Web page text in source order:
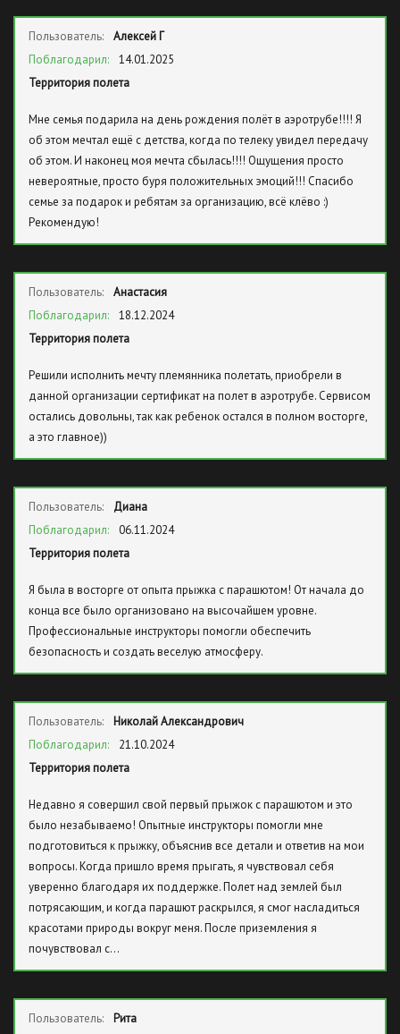
Пользователь:
Алексей Г
Поблагодарил:
14.01.2025
Территория полета
Мне семья подарила на день рождения полёт в аэротрубе!!!! Я
об этом мечтал ещё с детства, когда по телеку увидел передачу
об этом. И наконец моя мечта сбылась!!!! Ощущения просто
невероятные, просто буря положительных эмоций!!! Спасибо
семье за подарок и ребятам за организацию, всё клёво :)
Рекомендую!
Пользователь:
Анастасия
Поблагодарил:
18.12.2024
Территория полета
Решили исполнить мечту племянника полетать, приобрели в
данной организации сертификат на полет в аэротрубе. Сервисом
остались довольны, так как ребенок остался в полном восторге,
а это главное))
Пользователь:
Диана
Поблагодарил:
06.11.2024
Территория полета
Я была в восторге от опыта прыжка с парашютом! От начала до
конца все было организовано на высочайшем уровне.
Профессиональные инструкторы помогли обеспечить
безопасность и создать веселую атмосферу.
Пользователь:
Николай Александрович
Поблагодарил:
21.10.2024
Территория полета
Недавно я совершил свой первый прыжок с парашютом и это
было незабываемо! Опытные инструкторы помогли мне
подготовиться к прыжку, объяснив все детали и ответив на мои
вопросы. Когда пришло время прыгать, я чувствовал себя
уверенно благодаря их поддержке. Полет над землей был
потрясающим, и когда парашют раскрылся, я смог насладиться
красотами природы вокруг меня. После приземления я
почувствовал с…
Пользователь: Рита